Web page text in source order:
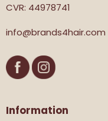
CVR: 44978741
info@brands4hair.com
Information